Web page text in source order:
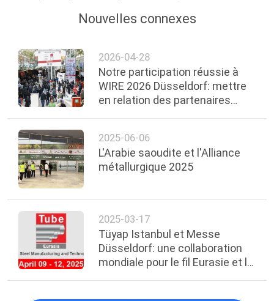
Nouvelles connexes
2026-04-28
Notre participation réussie à
WIRE 2026 Düsseldorf: mettre
en relation des partenaires
2025-06-06
L'Arabie saoudite et l'Alliance
métallurgique 2025
2025-03-17
Tüyap Istanbul et Messe
Düsseldorf: une collaboration
mondiale pour le fil Eurasie et le